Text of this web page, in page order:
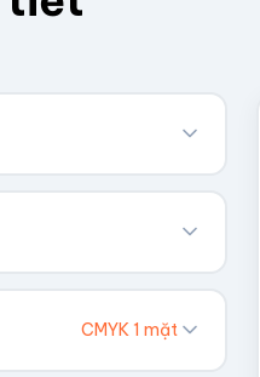
thể.
CMYK 1 mặt